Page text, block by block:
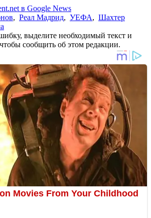
в Google News
, Реал Мадрид, УЕФА, Шахтер
выделите необходимый текст и
сообщить об этом редакции.